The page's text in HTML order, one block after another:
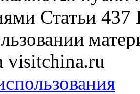
Статьи 437
visitchina.ru